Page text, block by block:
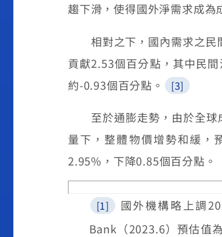
趨下滑，使得國外淨需求成為
相對之下，國內需求之民
貢獻2.53個百分點，其中民
約-0.93個百分點。 [3]
至於通膨走勢，由於全球
量下，整體物價增勢和緩，
2.95% ，下降0.85個百分點。
[1]
國外機構略上調
Bank（2023.6）預估值